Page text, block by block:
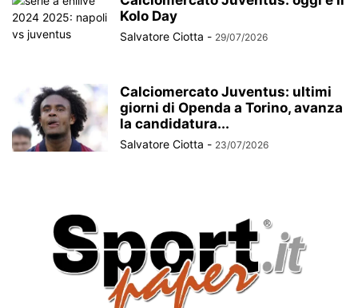
Kolo Day
Salvatore Ciotta - 29/07/2026
Calciomercato Juventus: ultimi
giorni di Openda a Torino, avanza
la candidatura...
Salvatore Ciotta - 23/07/2026